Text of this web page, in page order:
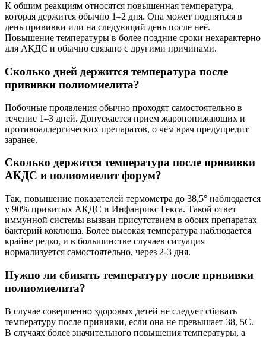
К общим реакциям относятся повышенная температура,
которая держится обычно 1–2 дня. Она может подняться в
день прививки или на следующий день после неё.
Повышение температуры в более поздние сроки нехарактерно
для АКДС и обычно связано с другими причинами.
Сколько дней держится температура после
прививки полиомиелита?
Побочные проявления обычно проходят самостоятельно в
течение 1–3 дней. Допускается прием жаропонижающих и
противоаллергических препаратов, о чем врач предупредит
заранее.
Сколько держится температура после прививки
АКДС и полиомиелит форум?
Так, повышение показателей термометра до 38,5° наблюдается
у 90% привитых АКДС и Инфанрикс Гекса. Такой ответ
иммунной системы вызван присутствием в обоих препаратах
бактерий коклюша. Более высокая температура наблюдается
крайне редко, и в большинстве случаев ситуация
нормализуется самостоятельно, через 2-3 дня.
Нужно ли сбивать температуру после прививки
полиомиелита?
В случае совершенно здоровых детей не следует сбивать
температуру после прививки, если она не превышает 38, 5С.
В случаях более значительного повышения температуры, а